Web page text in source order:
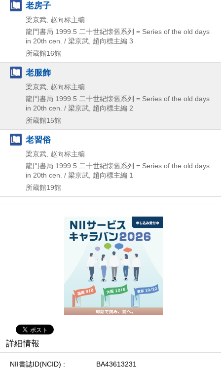
老房子
梁京武, 赵向标主编
龍門書局 1999.5 二十世紀懐舊系列 = Series of the old days
in 20th cen. / 梁京武, 趙向標主編 3
所蔵館16館
老服飾
梁京武, 赵向标主编
龍門書局 1999.5 二十世紀懐舊系列 = Series of the old days
in 20th cen. / 梁京武, 趙向標主編 2
所蔵館15館
老習俗
梁京武, 赵向标主编
龍門書局 1999.5 二十世紀懐舊系列 = Series of the old days
in 20th cen. / 梁京武, 趙向標主編 1
所蔵館19館
詳細情報
NII書誌ID(NCID)
BA43613231